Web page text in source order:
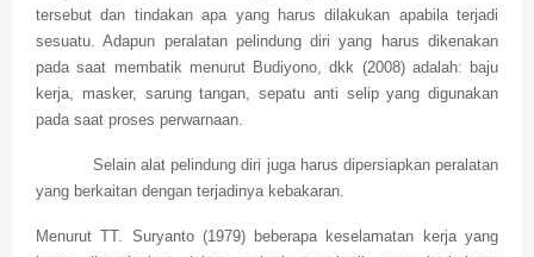
tersebut dan tindakan apa yang harus dilakukan apabila terjadi
sesuatu. Adapun peralatan pelindung diri yang harus dikenakan
pada saat membatik menurut Budiyono, dkk (2008) adalah: baju
kerja, masker, sarung tangan, sepatu anti selip yang digunakan
pada saat proses perwarnaan.
Selain alat pelindung diri juga harus dipersiapkan peralatan
yang berkaitan dengan terjadinya kebakaran.
Menurut TT. Suryanto (1979) beberapa keselamatan kerja yang